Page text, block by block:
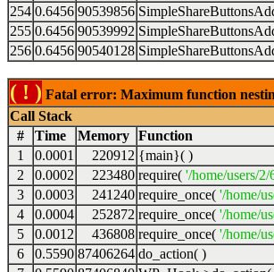
254 0.6456 90539856
255 0.6456 90539992
256 0.6456 90540128
( ! ) Fatal error: Maximum function
Call Stack
#
Time Memory Function
1
0.0001 220912 {main}( )
2
0.0002 223480 require( '/home/users/
3
0.0003 241240 require_once( '/home/
4
0.0004 252872 require_once( '/home/
5
0.0012 436808 require_once( '/home/
6
0.5590 87406264 do_action( )